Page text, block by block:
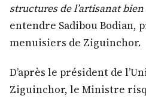
structures de l’artisanat
entendre Sadibou Bodian,
menuisiers de Ziguinchor.
D’après le président de
Ziguinchor, le Ministre